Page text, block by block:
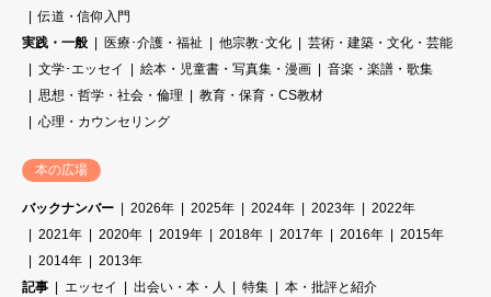
伝道・信仰入門
実践・一般
医療･介護・福祉 他宗教･文化
芸術・建築・文化・芸能
文学･エッセイ
絵本・児童書・写真集・漫画
音楽・楽譜・歌集
思想・哲学・社会・倫理
教育・保育・CS教材
心理・カウンセリング
本の広場
バックナンバー 2026年 2025年 2024年 2023年
2022年
2021年
2020年 2019年 2018年 2017年 2016年
2015年
2014年
2013年
記事
エッセイ 出会い・本・人 特集
本・批評と紹介